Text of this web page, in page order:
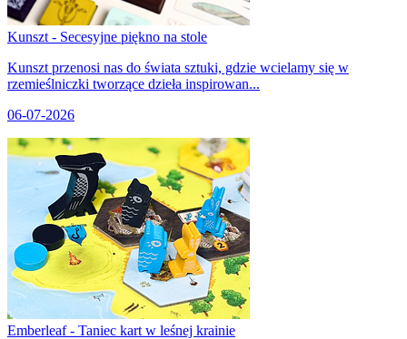
Kunszt - Secesyjne piękno na stole
Kunszt przenosi nas do świata sztuki, gdzie wcielamy się w
rzemieślniczki tworzące dzieła inspirowan...
06-07-2026
Emberleaf - Taniec kart w leśnej krainie